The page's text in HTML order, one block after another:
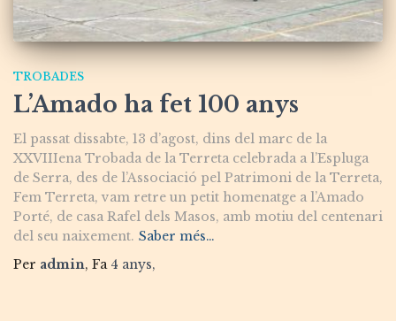
TROBADES
L’Amado ha fet 100 anys
El passat dissabte, 13 d’agost, dins del marc de la
XXVIIIena Trobada de la Terreta celebrada a l’Espluga
de Serra, des de l’Associació pel Patrimoni de la Terreta,
Fem Terreta, vam retre un petit homenatge a l’Amado
Porté, de casa Rafel dels Masos, amb motiu del centenari
del seu naixement. Saber més…
Per admin, Fa 4 anys,